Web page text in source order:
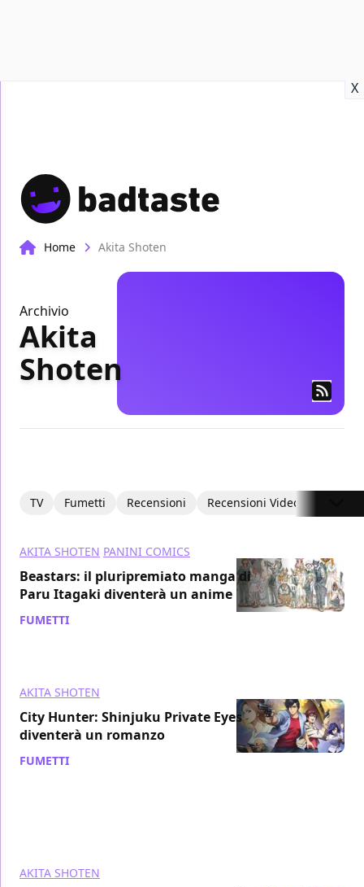
X
Home Akita Shoten
Archivio
Akita
Shoten
TV Fumetti Recensioni Recensioni Video
AKITA SHOTEN PANINI COMICS
Beastars: il pluripremiato manga di
Paru Itagaki diventerà un anime
FUMETTI
AKITA SHOTEN
City Hunter: Shinjuku Private Eyes
diventerà un romanzo
FUMETTI
AKITA SHOTEN